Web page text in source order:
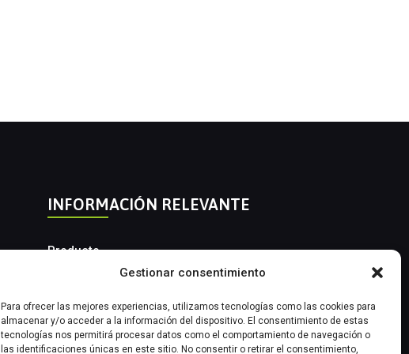
Gestionar consentimiento
Para ofrecer las mejores experiencias, utilizamos tecnologías como las cookies para
almacenar y/o acceder a la información del dispositivo. El consentimiento de estas
tecnologías nos permitirá procesar datos como el comportamiento de navegación o
las identificaciones únicas en este sitio. No consentir o retirar el consentimiento,
INFORMACIÓN RELEVANTE
Producto
Instrumentación Industrial